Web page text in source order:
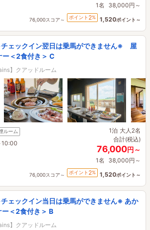
1名 38,000円～
76,000スコア～ ポイント 2% 1,520ポイント～
チェックイン翌日は乗馬ができません※ 屋
ー＜2食付き＞ C
】クアッドルーム
ルーム
10:00
1泊 大人2名
合計(税込)
76,000円～
1名 38,000円～
76,000スコア～ ポイント 2% 1,520ポイント～
チェックイン当日は乗馬ができません※ あか
＜2食付き＞ B
】クアッドルーム